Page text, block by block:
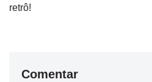
retrô!
Comentar